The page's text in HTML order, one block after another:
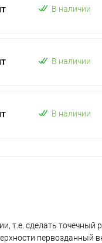
В наличии
В наличии
В наличии
т.е. сделать точечный
первозданный